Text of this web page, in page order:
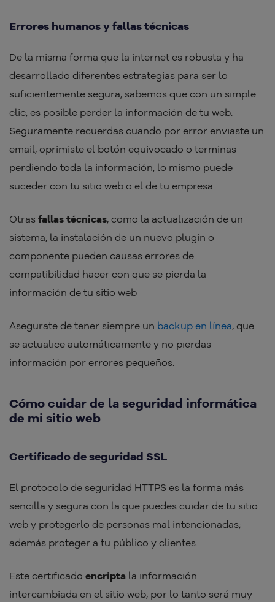
Errores humanos y fallas técnicas
De la misma forma que la internet es robusta y ha
desarrollado diferentes estrategias para ser lo
suficientemente segura, sabemos que con un simple
clic, es posible perder la información de tu web.
Seguramente recuerdas cuando por error enviaste un
email, oprimiste el botón equivocado o terminas
perdiendo toda la información, lo mismo puede
suceder con tu sitio web o el de tu empresa.
Otras fallas técnicas, como la actualización de un
sistema, la instalación de un nuevo plugin o
componente pueden causas errores de
compatibilidad hacer con que se pierda la
información de tu sitio web
Asegurate de tener siempre un backup en línea, que
se actualice automáticamente y no pierdas
información por errores pequeños.
Cómo cuidar de la seguridad informática
de mi sitio web
Certificado de seguridad SSL
El protocolo de seguridad HTTPS es la forma más
sencilla y segura con la que puedes cuidar de tu sitio
web y protegerlo de personas mal intencionadas;
además proteger a tu público y clientes.
Este certificado encripta la información
intercambiada en el sitio web, por lo tanto será muy